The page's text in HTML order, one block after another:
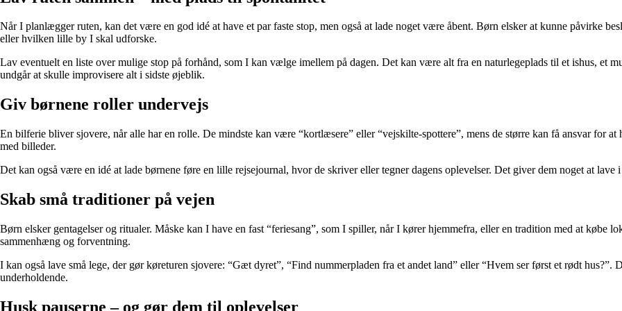
Når I planlægger ruten, kan det være en god idé at have et par faste stop, men også at lade noget være åbent. Børn elsker at kunne påvirke
eller hvilken lille by I skal udforske.
Lav eventuelt en liste over mulige stop på forhånd, som I kan vælge imellem på dagen. Det kan være alt fra en naturlegeplads til et ishus, et
undgår at skulle improvisere alt i sidste øjeblik.
Giv børnene roller undervejs
En bilferie bliver sjovere, når alle har en rolle. De mindste kan være “kortlæsere” eller “vejskilte-spottere”, mens de større kan få ansvar for
med billeder.
Det kan også være en idé at lade børnene føre en lille rejsejournal, hvor de skriver eller tegner dagens oplevelser. Det giver dem noget at
Skab små traditioner på vejen
Børn elsker gentagelser og ritualer. Måske kan I have en fast “feriesang”, som I spiller, når I kører hjemmefra, eller en tradition med at købe
sammenhæng og forventning.
I kan også lave små lege, der gør køreturen sjovere: “Gæt dyret”, “Find nummerpladen fra et andet land” eller “Hvem ser først et rødt
underholdende.
Husk pauserne – og gør dem til oplevelser